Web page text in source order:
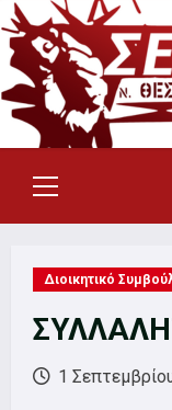
Skip
to
content
Primary
Menu
Διοικητικό
1